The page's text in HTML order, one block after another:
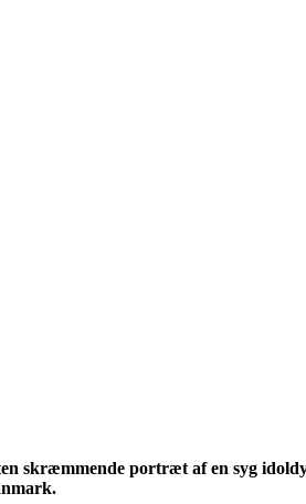
skræmmende portræt af en syg